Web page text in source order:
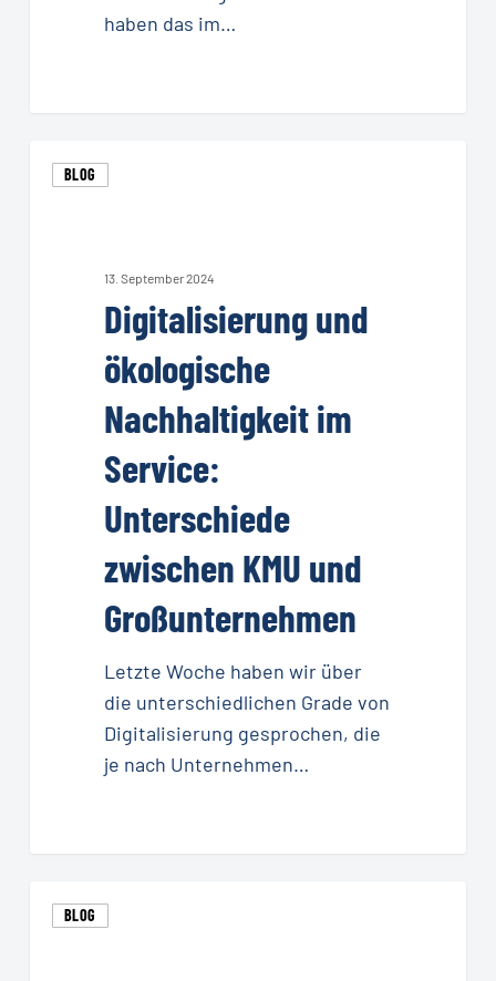
haben das im…
und
Unterschiede
zwischen
Großunternehmen
BLOG
13. September 2024
Digitalisierung und
ökologische
Nachhaltigkeit im
Service:
Unterschiede
zwischen KMU und
Großunternehmen
Letzte Woche haben wir über
die unterschiedlichen Grade von
Digitalisierung gesprochen, die
je nach Unternehmen…
Digitalisierungslücke:
BLOG